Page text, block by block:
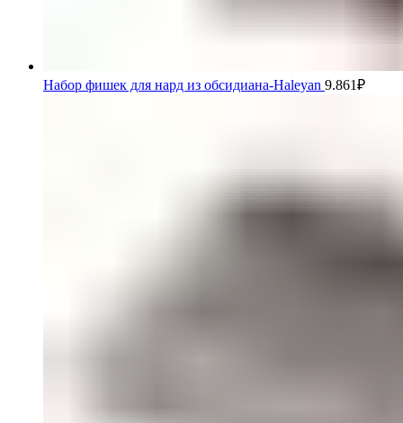
Набор фишек для нард из обсидиана-Haleyan 9.861₽